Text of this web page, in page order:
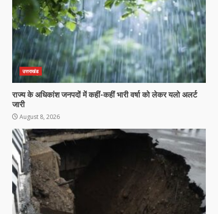
उत्तराखंड
राज्य के अधिकांश जनपदों में कहीं-कहीं भारी वर्षा को लेकर यलो अलर्ट
जारी
August 8, 2026